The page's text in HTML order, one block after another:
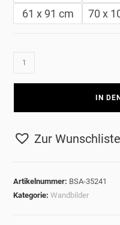
61 x 91 cm
70 x
Deutsche
IN
Zur
Artikelnummer: BSA-35241
Kategorie:Wandbilder